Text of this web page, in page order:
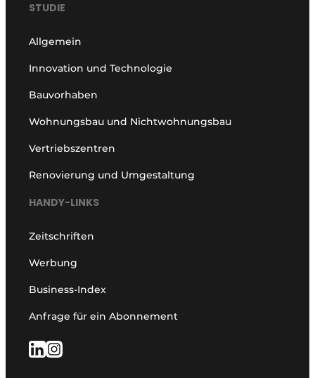
STUDIE
Allgemein
Innovation und Technologie
Bauvorhaben
Wohnungsbau und Nichtwohnungsbau
Vertriebszentren
Renovierung und Umgestaltung
HANDY-LINKS
Zeitschriften
Werbung
Business-Index
Anfrage für ein Abonnement